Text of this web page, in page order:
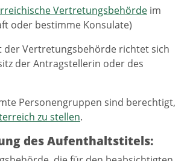
Vertretungsbehörde im
oder bestimme Konsulate)
der Vertretungsbehörde richtet sich
der Antragstellerin oder des
Personengruppen sind berechtigt,
zu stellen.
des Aufenthaltstitels: